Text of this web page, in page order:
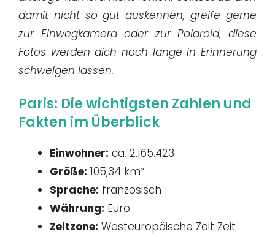
damit nicht so gut auskennen, greife gerne
zur Einwegkamera oder zur Polaroid, diese
Fotos werden dich noch lange in Erinnerung
schwelgen lassen.
Paris: Die wichtigsten Zahlen und
Fakten im Überblick
Einwohner: ca. 2.165.423
Größe: 105,34 km²
Sprache: französisch
Währung: Euro
Zeitzone: Westeuropäische Zeit Zeit